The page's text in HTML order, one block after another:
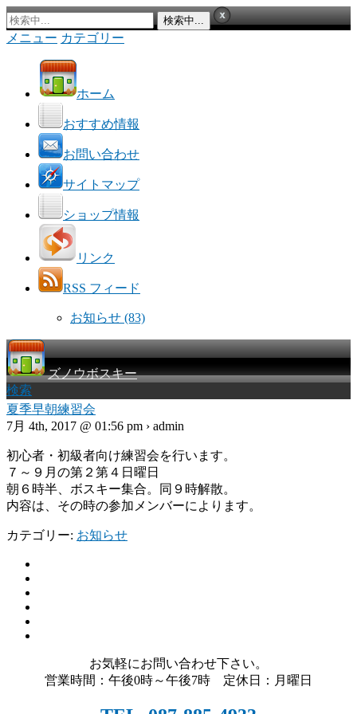
メニュー カテゴリー
ホーム
おすすめ情報
お問い合わせ
サイトマップ
ショップ情報
リンク
RSS フィード
お知らせ (83)
ズノウボスキー
検索
夏季早朝練習会
7月 4th, 2017 @ 01:56 pm › admin
初心者・初級者向け練習会を行います。
７～９月の第２第４日曜日
朝６時半、ボスキー集合。同９時解散。
内容は、その時の参加メンバーによります。
カテゴリー: お知らせ
お気軽にお問い合わせ下さい。
営業時間：午後0時～午後7時 定休日：月曜日